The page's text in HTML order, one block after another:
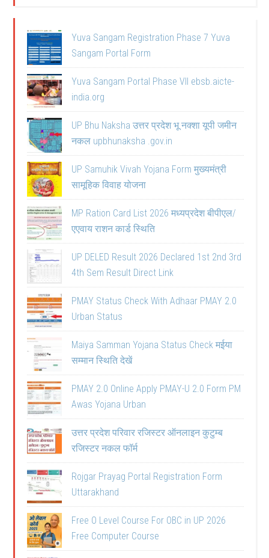
Yuva Sangam Registration Phase 7 Yuva
Sangam Portal Form
Yuva Sangam Portal Phase VII ebsb.aicte-
india.org
UP Bhu Naksha उत्तर प्रदेश भू नक्शा यूपी जमीन
नकल upbhunaksha .gov.in
UP Samuhik Vivah Yojana Form मुख्यमंत्री
सामूहिक विवाह योजना
MP Ration Card List 2026 मध्यप्रदेश बीपीएल/
एएवाय राशन कार्ड स्थिति
UP DELED Result 2026 Declared 1st 2nd 3rd
4th Sem Result Direct Link
PMAY Status Check With Adhaar PMAY 2.0
Urban Status
Maiya Samman Yojana Status Check मईया
सम्मान स्थिति देखें
PMAY 2.0 Online Apply PMAY-U 2.0 Form PM
Awas Yojana Urban
उत्तर प्रदेश परिवार रजिस्टर ऑनलाइन कुटुम्ब
रजिस्टर नकल फॉर्म
Rojgar Prayag Portal Registration Form
Uttarakhand
Free O Level Course For OBC in UP 2026
Free Computer Course